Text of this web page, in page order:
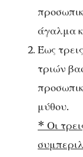
άγαλμα
Έως
τριών
μύθου.
* Οι